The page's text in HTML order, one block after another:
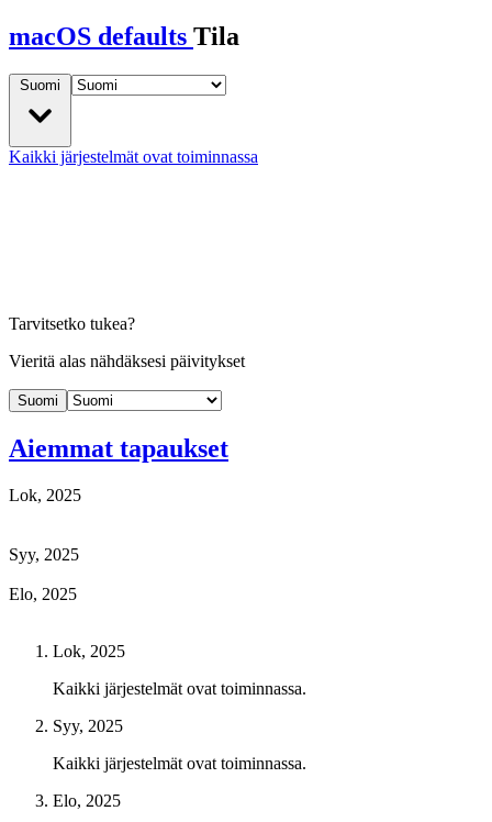
macOS defaults Tila
Suomi
Kaikki järjestelmät ovat toiminnassa
Tarvitsetko tukea?
Vieritä alas nähdäksesi päivitykset
Suomi
Aiemmat tapaukset
Lok, 2025
Syy, 2025
Elo, 2025
Lok, 2025
Kaikki järjestelmät ovat toiminnassa.
Syy, 2025
Kaikki järjestelmät ovat toiminnassa.
Elo, 2025